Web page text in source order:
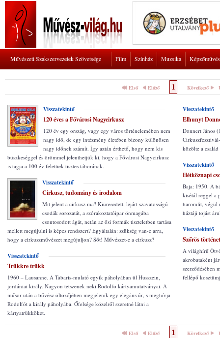
Művészeti Szakszervezetek Szövetsége Film Színház Muzsika
Első Előző 1 Következő
Visszatekintő
120 éves a Fővárosi Nagycirkusz
120 év egy ország, vagy egy város történelemében nem
nagy idő, de egy intézmény életében bizony különösen
nagy időnek számít. Így aztán érthető, hogy nem kis
büszkeséggel és örömmel jelenthetjük ki, hogy a Fővárosi Nagycirkusz
is tagja a 100 év felettiek tisztes táborának.
Visszatekintő
Cirkusz, tudomány és irodalom
Mit jelent a cirkusz ma? Kiüresedett, lejárt szavatosságú
csodák sorozatát, a szórakoztatóipar önmagába
csontosodott ágát, netán az ősi formák tiszteletben tartása
mellett megújulni is képes rendszert? Egyáltalán: szükség van-e arra,
hogy a cirkuszművészet megújuljon? Sőt! Művészet-e a cirkusz?
Visszatekintő
Trükkre trükk
1960 – Lausanne. A Tabaris-mulató egyik páholyában ül Husszein,
jordániai király. Nagyon tetszenek neki Rodolfo kártyamutatványai. A
műsor után a bűvész öltözőjében megjelenik egy elegáns úr, s meghívja
Rodolfót a király páholyába. Őfelsége közelről szeretné látni a
kártyatrükköket.
Visszatekintő
Elhunyt
Donnert János
közölte a
Visszatekintő
Hétköznapi
Baja: 1950. A
kisétál reggel a
baromfit, végül
háztáji tojást
Visszatekintő
Szőrös történet
A világhírű
akrobataként
szerződésében
fellépő
Első Előző 1 Következő